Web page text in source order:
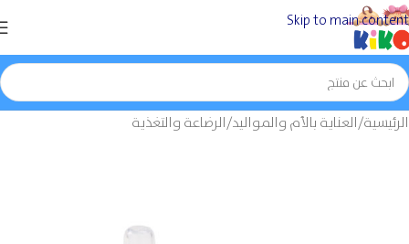
Skip to main content
الرئيسية/العناية بالأم والمواليد/الرضاعة والتغذية